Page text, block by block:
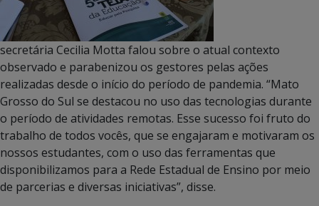
secretária Cecilia Motta falou sobre o atual contexto
observado e parabenizou os gestores pelas ações
realizadas desde o início do período de pandemia. “Mato
Grosso do Sul se destacou no uso das tecnologias durante
o período de atividades remotas. Esse sucesso foi fruto do
trabalho de todos vocês, que se engajaram e motivaram os
nossos estudantes, com o uso das ferramentas que
disponibilizamos para a Rede Estadual de Ensino por meio
de parcerias e diversas iniciativas”, disse.